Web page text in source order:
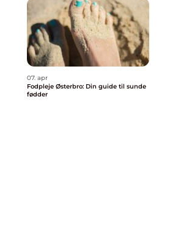
07. apr
Fodpleje Østerbro: Din guide til sunde
fødder